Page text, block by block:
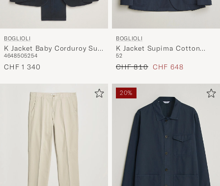
BOGLIOLI
K Jacket Baby Corduroy Suit
Navy
4648505254
CHF 1 340
BOGLIOLI
K Jacket Supima Cotton
Blazer Navy
52
Regulärer Preis
CHF 810 Reduzierter Preis
CHF 648
20%